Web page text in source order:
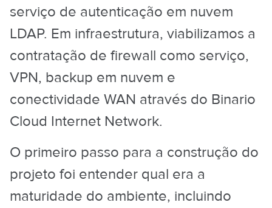
serviço de autenticação em nuvem
LDAP. Em infraestrutura, viabilizamos a
contratação de firewall como serviço,
VPN, backup em nuvem e
conectividade WAN através do Binario
Cloud Internet Network.
O primeiro passo para a construção do
projeto foi entender qual era a
maturidade do ambiente, incluindo